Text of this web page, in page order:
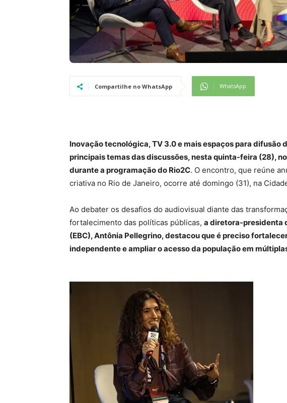
Compartilhe no WhatsApp WhatsApp
Inovação tecnológica, TV 3.0 e mais espaços para difusão
principais temas das discussões, nesta quinta-feira (28),
durante a programação do Rio2C. O encontro, que reúne
criativa no Rio de Janeiro, ocorre até domingo (31), na
Ao debater os desafios do audiovisual diante das
fortalecimento das políticas públicas, a diretora-presidenta
(EBC), Antônia Pellegrino, destacou que é preciso
independente e ampliar o acesso da população em